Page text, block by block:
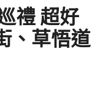
禮 超好
、草悟道